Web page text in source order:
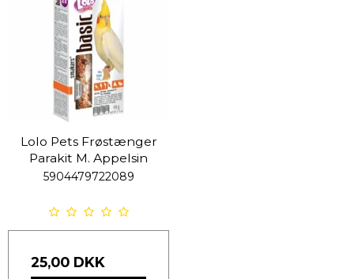
Lolo Pets Frøstænger
Parakit M. Appelsin
5904479722089
25,00 DKK